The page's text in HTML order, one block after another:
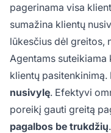
pagerinama visa
sumažina klientų
lūkesčius dėl greitos,
Agentams
klientų pasitenkinimą.
nusivylę. Efektyvi
poreikį gauti greitą
pagalbos be trukdžių.